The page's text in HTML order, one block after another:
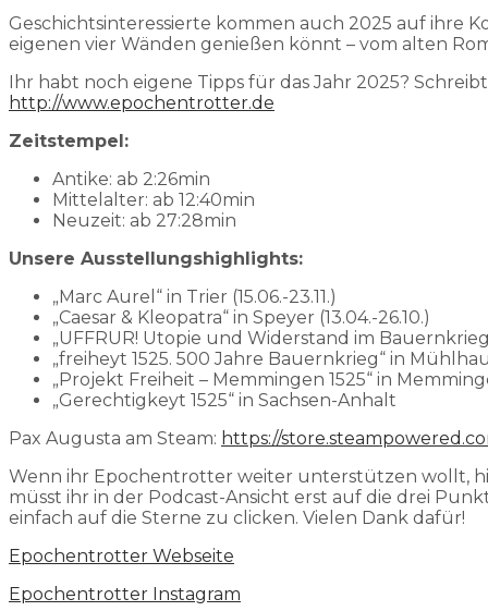
Geschichtsinteressierte kommen auch 2025 auf ihre
eigenen vier Wänden genießen könnt – vom alten
Ihr habt noch eigene Tipps für das Jahr 2025?
http://www.epochentrotter.de
Zeitstempel:
Antike: ab 2:26min
Mittelalter: ab 12:40min
Neuzeit: ab 27:28min
Unsere Ausstellungshighlights:
„Marc Aurel“ in Trier (15.06.-23.11.)
„Caesar & Kleopatra“ in Speyer (13.04.-26.10.)
„UFFRUR! Utopie und Widerstand im
„freiheyt 1525. 500 Jahre Bauernkrieg“ in
„Projekt Freiheit – Memmingen 1525“ in
„Gerechtigkeyt 1525“ in Sachsen-Anhalt
Pax Augusta am Steam: https://
Wenn ihr Epochentrotter weiter unterstützen wollt,
müsst ihr in der Podcast-Ansicht erst auf die drei
einfach auf die Sterne zu clicken. Vielen Dank dafür!
⁠Epochentrotter Webseite⁠⁠⁠⁠⁠⁠⁠⁠⁠⁠⁠⁠⁠⁠⁠⁠⁠⁠
⁠⁠⁠⁠⁠⁠⁠⁠⁠⁠⁠⁠⁠⁠⁠⁠⁠⁠Epochentrotter Instagram⁠⁠⁠⁠⁠⁠⁠⁠⁠⁠⁠⁠⁠⁠⁠⁠⁠⁠